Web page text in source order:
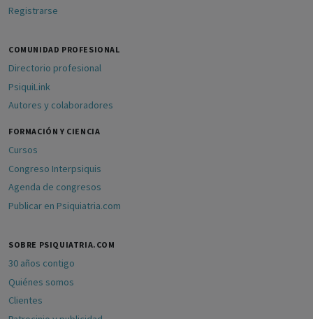
Registrarse
COMUNIDAD PROFESIONAL
Directorio profesional
PsiquiLink
Autores y colaboradores
FORMACIÓN Y CIENCIA
Cursos
Congreso Interpsiquis
Agenda de congresos
Publicar en Psiquiatria.com
SOBRE PSIQUIATRIA.COM
30 años contigo
Quiénes somos
Clientes